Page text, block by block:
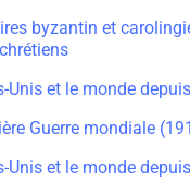
byzantin et
Unis et le monde
Guerre mondiale
Unis et le monde